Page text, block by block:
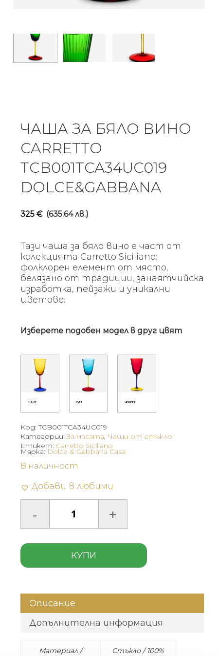
ЧАША ЗА БЯЛО ВИНО
CARRETTO
TCB001TCA34UC019
DOLCE&GABBANA
325 € (635.64 лв.)
Тази чаша за бяло вино е част от
колекцията Carretto Siciliano:
фолклорен елемент от място,
белязано от традиции, занаятчийска
изработка, пейзажи и уникални
цветове.
Изберете подобен модел в друг цвят
ЖЪЛТ СИН ЧЕРВЕН
Код:TCB001TCA34UC019
Категории:За масата, Чаши от стъкло
Етикет: Carretto Siciliano
В наличност
Добави в любими
КУПИ
Марка: Dolce & Gabbana Casa
Описание
Допълнителна информация
Материал / Стъкло / 100%